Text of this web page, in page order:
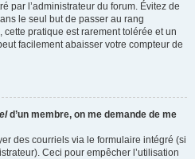
par l’administrateur du forum. Évitez de
le seul but de passer au rang
pratique est rarement tolérée et un
facilement abaisser votre compteur de
d’un membre, on me demande de me
des courriels via le formulaire intégré (si
Ceci pour empêcher l’utilisation